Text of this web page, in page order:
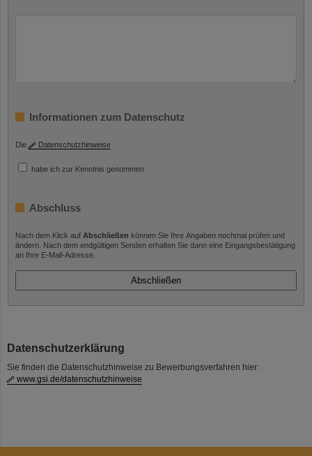
Informationen zum Datenschutz
Die Datenschutzhinweise
habe ich zur Kenntnis genommen
Abschluss
Nach dem Klick auf Abschließen können Sie Ihre Angaben nochmal prüfen und
ändern. Nach dem endgültigen Senden erhalten Sie dann eine Eingangsbestätigung
an Ihre E-Mail-Adresse.
Datenschutzerklärung
Sie finden die Datenschutzhinweise zu Bewerbungsverfahren hier:
www.gsi.de/datenschutzhinweise